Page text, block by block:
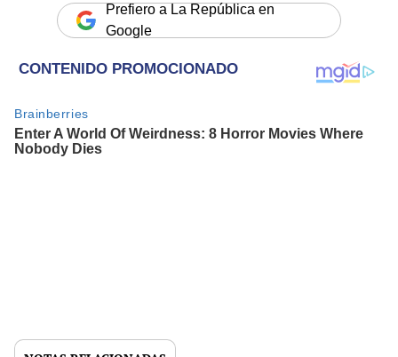
Prefiero a La República en
Google